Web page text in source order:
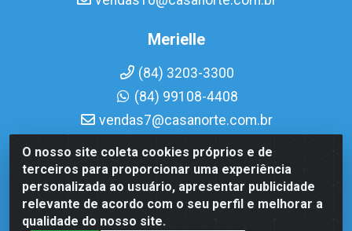
O nosso site coleta cookies próprios e de
terceiros para proporcionar uma experiência
personalizada ao usuário, apresentar publicidade
relevante de acordo com o seu perfil e melhorar a
qualidade do nosso site.
Merielle
(84) 3203-3300
(84) 99108-4408
vendas7@casanorte.com.br
Casa Norte LTDA - Av. Interventor Mário Câmara, 1815 -
Dix-Sept Rosado, Natal/RN - CEP 59054-600 - CNPJ
08.713.513/0001-51